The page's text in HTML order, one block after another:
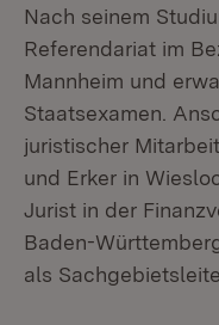
Nach seinem
Referendariat im
Mannheim und
Staatsexamen.
juristischer
und Erker in
Jurist in der
Baden-
als